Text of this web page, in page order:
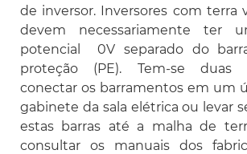
de inversor. Inversores com terra
devem necessariamente ter
potencial 0V separado do
proteção (PE). Tem-se duas
conectar os barramentos em um
gabinete da sala elétrica ou levar
estas barras até a malha de
consultar os manuais dos